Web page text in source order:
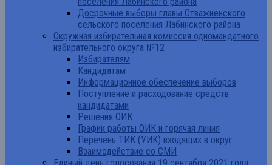
Досрочные выборы главы Отважненского
сельского поселения Лабинского района
Окружная избирательная комиссия одномандатного
избирательного округа №12
Избирателям
Кандидатам
Информационное обеспечение выборов
Поступление и расходование средств
кандидатами
Решения ОИК
График работы ОИК и горячая линия
Перечень ТИК (УИК) входящих в округ
Взаимодействие со СМИ